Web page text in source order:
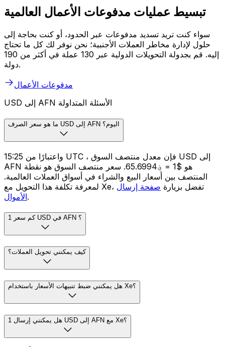
تبسيط عمليات مدفوعات الأعمال العالمية
سواء كنت تريد تسديد مدفوعات عبر الحدود، أو كنت بحاجة إلى
حلول لإدارة مخاطر العملات الأجنبية؛ نحن نوفر لك كل ما تحتاج
إليه. قم بجدولة التحويلات الدولية عبر 130 عملة في أكثر من 190
دولة.
مدفوعات الأعمال
USD إلى AFN الأسئلة المتداولة
ما هو سعر الصرف USD إلى AFN اليوم؟
واعتبارًا من 15:25 UTC ، فإن معدل منتصف السوق USD إلى
AFN هو $1 = ؋65.6994. سعر منتصف السوق هو نقطة
المنتصف بين أسعار البيع والشراء في أسواق العملات العالمية.
لمعرفة تكلفة هذا التحويل مع Xe، تفضل بزيارة صفحة إرسال
الأموال.
كم سعر 1 USD في AFN ؟
كيف يمكنني تحويل العملات؟
هل يمكنني ضبط تنبيهات الأسعار باستخدام Xe؟
هل يمكنني إرسال 1 USD إلى AFN مع Xe؟